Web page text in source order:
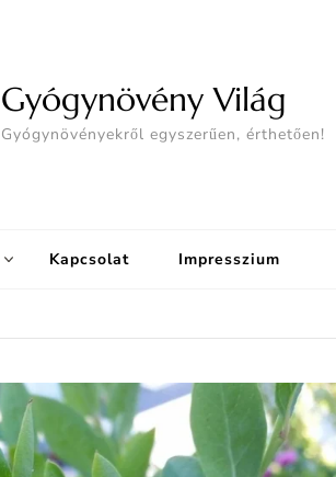
Gyógynövény Világ
Gyógynövényekről egyszerűen, érthetően!
Kapcsolat Impresszium